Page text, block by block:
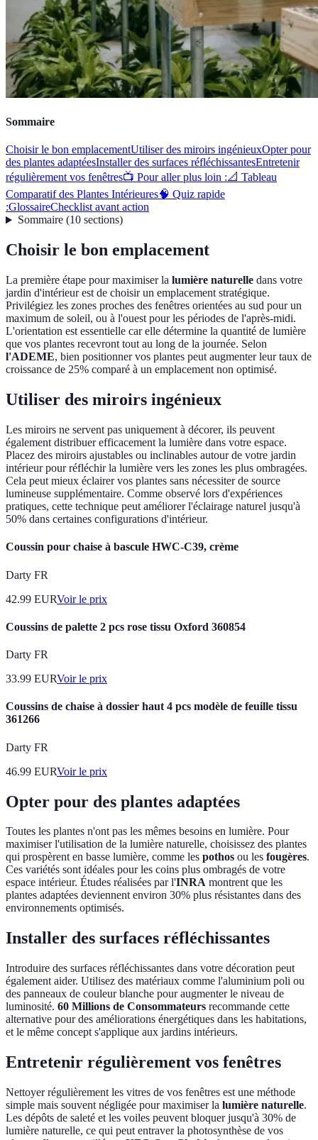
Sommaire
Choisir le bon emplacementUtiliser des miroirs ingénieuxOpter pour
des plantes adaptéesInstaller des surfaces réfléchissantesEntretenir
régulièrement vos fenêtres📺 Pour aller plus loin :📐 Tableau
Comparatif des Plantes Intérieures🧠 Quiz rapide
:GlossaireChecklist avant action
Sommaire(10 sections)
Choisir le bon emplacement
La première étape pour maximiser la lumière naturelle dans votre
jardin d'intérieur est de choisir un emplacement stratégique.
Privilégiez les zones proches des fenêtres orientées au sud pour un
maximum de soleil, ou à l'ouest pour les périodes de l'après-midi.
L'orientation est essentielle car elle détermine la quantité de lumière
que vos plantes recevront tout au long de la journée. Selon
l'ADEME, bien positionner vos plantes peut augmenter leur taux de
croissance de 25% comparé à un emplacement non optimisé.
Utiliser des miroirs ingénieux
Les miroirs ne servent pas uniquement à décorer, ils peuvent
également distribuer efficacement la lumière dans votre espace.
Placez des miroirs ajustables ou inclinables autour de votre jardin
intérieur pour réfléchir la lumière vers les zones les plus ombragées.
Cela peut mieux éclairer vos plantes sans nécessiter de source
lumineuse supplémentaire. Comme observé lors d'expériences
pratiques, cette technique peut améliorer l'éclairage naturel jusqu'à
50% dans certaines configurations d'intérieur.
Coussin pour chaise à bascule HWC-C39, crème
Darty FR
42.99 EURVoir le prix
Coussins de palette 2 pcs rose tissu Oxford 360854
Darty FR
33.99 EURVoir le prix
Coussins de chaise à dossier haut 4 pcs modèle de feuille tissu
361266
Darty FR
46.99 EURVoir le prix
Opter pour des plantes adaptées
Toutes les plantes n'ont pas les mêmes besoins en lumière. Pour
maximiser l'utilisation de la lumière naturelle, choisissez des plantes
qui prospèrent en basse lumière, comme les pothos ou les fougères.
Ces variétés sont idéales pour les coins plus ombragés de votre
espace intérieur. Études réalisées par l'INRA montrent que les
plantes adaptées deviennent environ 30% plus résistantes dans des
environnements optimisés.
Installer des surfaces réfléchissantes
Introduire des surfaces réfléchissantes dans votre décoration peut
également aider. Utilisez des matériaux comme l'aluminium poli ou
des panneaux de couleur blanche pour augmenter le niveau de
luminosité. 60 Millions de Consommateurs recommande cette
alternative pour des améliorations énergétiques dans les habitations,
et le même concept s'applique aux jardins intérieurs.
Entretenir régulièrement vos fenêtres
Nettoyer régulièrement les vitres de vos fenêtres est une méthode
simple mais souvent négligée pour maximiser la lumière naturelle.
Les dépôts de saleté et les voiles peuvent bloquer jusqu'à 30% de
lumière naturelle, ce qui peut entraver la photosynthèse de vos